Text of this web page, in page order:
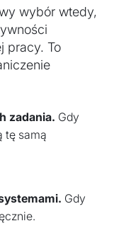
wybór wtedy,
pracy. To
zadania. Gdy
tę samą
Gdy